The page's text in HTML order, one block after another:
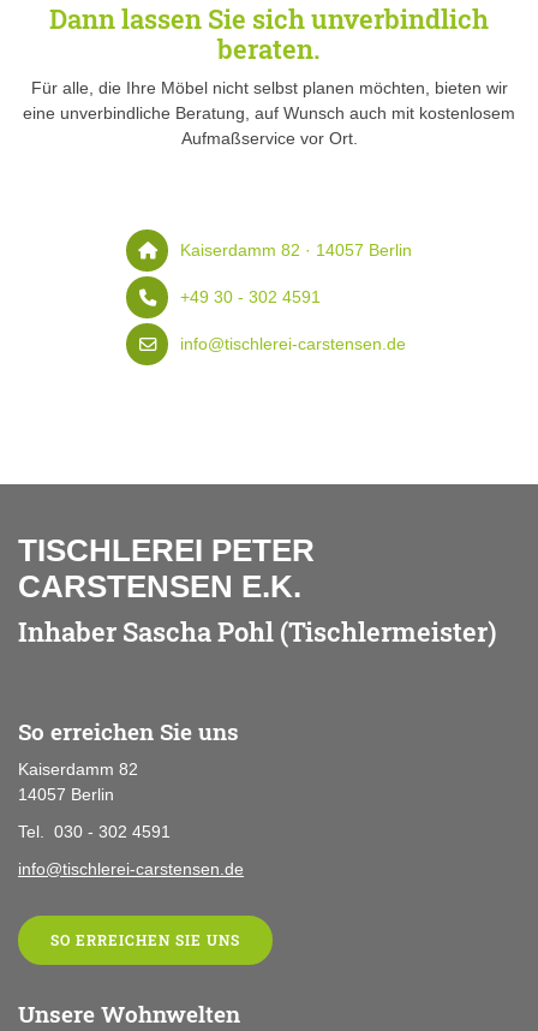
Dann lassen Sie sich unverbindlich
beraten.
Für alle, die Ihre Möbel nicht selbst planen möchten, bieten wir
eine unverbindliche Beratung, auf Wunsch auch mit kostenlosem
Aufmaßservice vor Ort.
Kaiserdamm 82 · 14057 Berlin
+49 30 - 302 4591
info@tischlerei-carstensen.de
TISCHLEREI PETER
CARSTENSEN E.K.
Inhaber Sascha Pohl (Tischlermeister)
So erreichen Sie uns
Kaiserdamm 82
14057 Berlin
Tel. 030 - 302 4591
info@tischlerei-carstensen.de
SO ERREICHEN SIE UNS
Unsere Wohnwelten